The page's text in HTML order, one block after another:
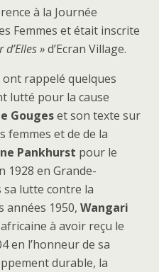
à la Journée
Femmes et était inscrite
»d’Ecran Village.
ont rappelé quelques
lutté pour la cause
Gougeset son texte sur
femmes et de de la
Pankhurst pour le
1928 en Grande-
sa lutte contre la
années 1950, Wangari
à avoir reçu le
en l’honneur de sa
durable, la